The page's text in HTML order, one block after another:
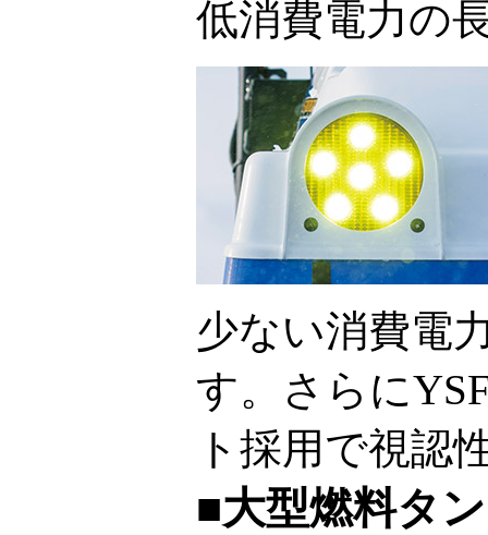
低消費電力の
少ない消費電
す。さらに
ト採用で視認
■大型燃料タ